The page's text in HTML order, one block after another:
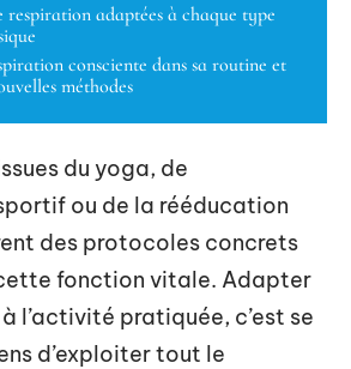
respiration adaptées à chaque type
consciente dans sa routine et
méthodes
du yoga, de
ou de la rééducation
des protocoles concrets
fonction vitale. Adapter
l’activité pratiquée, c’est se
d’exploiter tout le